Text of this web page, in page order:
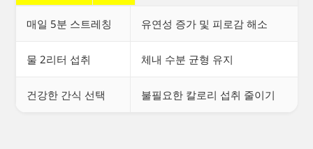
매일 5분 스트레칭 유연성 증가 및 피로감 해소
물 2리터 섭취 체내 수분 균형 유지
건강한 간식 선택 불필요한 칼로리 섭취 줄이기